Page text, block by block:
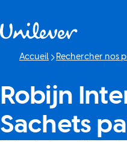
Accueil Rechercher nos
Robijn
Sachets